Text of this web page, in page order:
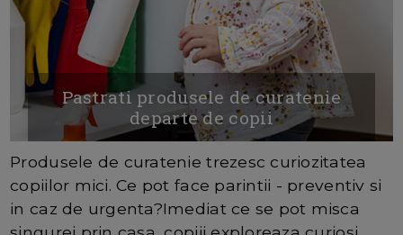
Pastrati produsele de curatenie
departe de copii
Produsele de curatenie trezesc curiozitatea
copiilor mici. Ce pot face parintii - preventiv si
in caz de urgenta?Imediat ce se pot misca